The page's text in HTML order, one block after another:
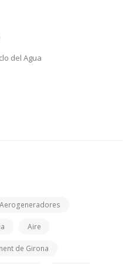
del Agua
Aerogeneradores
Aire
de Girona